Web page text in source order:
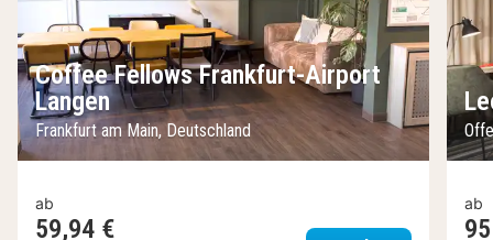
Coffee Fellows Frankfurt-Airport
Langen
Frankfurt am Main, Deutschland
ab
59,94 €
ab